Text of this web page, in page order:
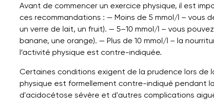
Avant de commencer un exercice physique, il est
ces recommandations : — Moins de 5 mmol/l – vous
un verre de lait, un fruit). — 5–10 mmol/l – vous
banane, une orange). — Plus de 10 mmol/l – la
l’activité physique est contre-indiquée.
Certaines conditions exigent de la prudence lors de
physique est formellement contre-indiqué pendant
d'acidocétose sévère et d'autres complications